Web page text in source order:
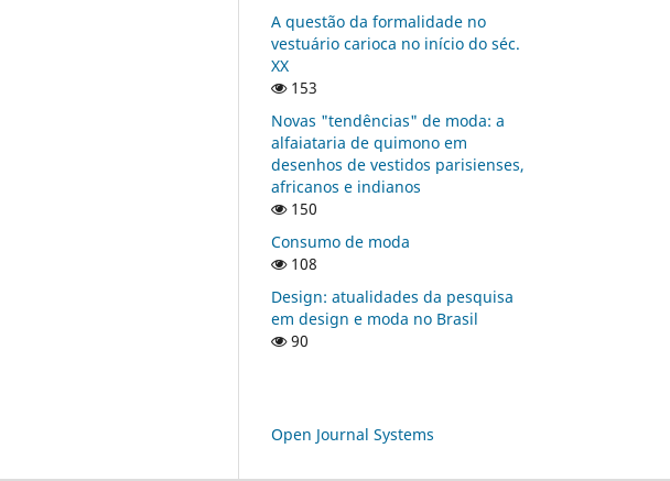
A questão da formalidade no
vestuário carioca no início do séc.
XX
153
Novas "tendências" de moda: a
alfaiataria de quimono em
desenhos de vestidos parisienses,
africanos e indianos
150
Consumo de moda
108
Design: atualidades da pesquisa
em design e moda no Brasil
90
Open Journal Systems